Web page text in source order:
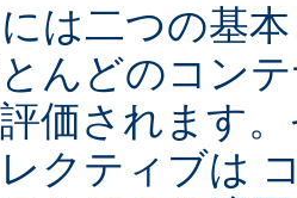
は二つの基
んどのコン
価されます
クティブは